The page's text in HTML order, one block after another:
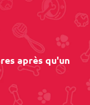
après qu'un